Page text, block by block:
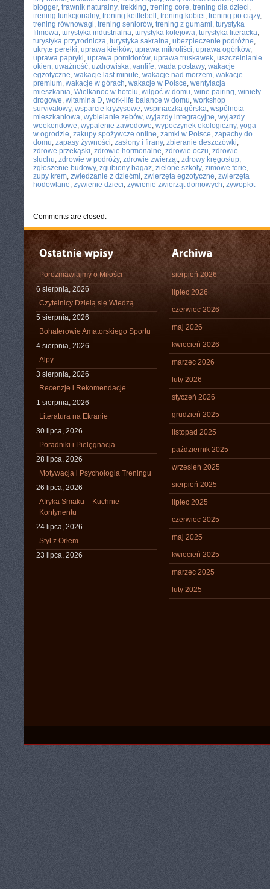
blogger, trawnik naturalny, trekking, trening core, trening dla dzieci,
trening funkcjonalny, trening kettlebell , trening kobiet, trening po ciąży,
trening równowagi, trening seniorów, trening z gumami, turystyka
filmowa, turystyka industrialna, turystyka kolejowa, turystyka literacka,
turystyka przyrodnicza, turystyka sakralna, ubezpieczenie podróżne,
ukryte perełki, uprawa kiełków, uprawa mikroliści, uprawa ogórków,
uprawa papryki, uprawa pomidorów, uprawa truskawek, uszczelnianie
okien, uważność, uzdrowiska, vanlife, wada postawy, wakacje
egzotyczne, wakacje last minute, wakacje nad morzem, wakacje
premium, wakacje w górach, wakacje w Polsce, wentylacja
mieszkania, Wielkanoc w hotelu, wilgoć w domu, wine pairing, winiety
drogowe, witamina D, work-life balance w domu, workshop
survivalowy, wsparcie kryzysowe, wspinaczka górska, wspólnota
mieszkaniowa, wybielanie zębów, wyjazdy integracyjne, wyjazdy
weekendowe, wypalenie zawodowe, wypoczynek ekologiczny, yoga
w ogrodzie, zakupy spożywcze online, zamki w Polsce, zapachy do
domu, zapasy żywności, zasłony i firany, zbieranie deszczówki,
zdrowe przekąski, zdrowie hormonalne, zdrowie oczu, zdrowie
słuchu, zdrowie w podróży, zdrowie zwierząt, zdrowy kręgosłup,
zgłoszenie budowy, zgubiony bagaż, zielone szkoły, zimowe ferie,
zupy krem, zwiedzanie z dziećmi, zwierzęta egzotyczne, zwierzęta
hodowlane, żywienie dzieci, żywienie zwierząt domowych, żywopłot
Comments are closed.
Porozmawiajmy o Miłości
6 sierpnia, 2026
Czytelnicy Dzielą się Wiedzą
5 sierpnia, 2026
Bohaterowie Amatorskiego Sportu
4 sierpnia, 2026
Alpy
3 sierpnia, 2026
Recenzje i Rekomendacje
1 sierpnia, 2026
Literatura na Ekranie
30 lipca, 2026
Poradniki i Pielęgnacja
28 lipca, 2026
Motywacja i Psychologia Treningu
26 lipca, 2026
Afryka Smaku – Kuchnie
Kontynentu
24 lipca, 2026
Styl z Orłem
23 lipca, 2026
sierpień 2026
lipiec 2026
czerwiec 2026
maj 2026
kwiecień 2026
marzec 2026
luty 2026
styczeń 2026
grudzień 2025
listopad 2025
październik 2025
wrzesień 2025
sierpień 2025
lipiec 2025
czerwiec 2025
maj 2025
kwiecień 2025
marzec 2025
luty 2025